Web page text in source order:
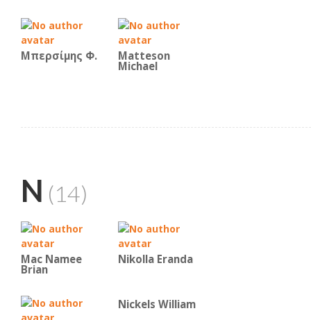
Μπερσίμης Φ. Matteson
Michael
N (14)
Mac Namee
Brian
Nikolla Eranda
Nickels William